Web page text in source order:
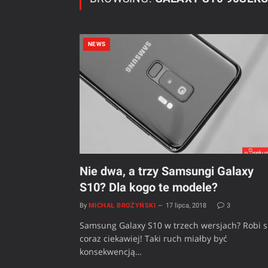
NEWS
Nie dwa, a trzy Samsungi Galaxy
S10? Dla kogo te modele?
By MICHAŁ BROŻYŃSKI 17 lipca, 2018 3
Samsung Galaxy S10 w trzech wersjach? Robi
coraz ciekawiej! Taki ruch miałby być
konsekwencją…